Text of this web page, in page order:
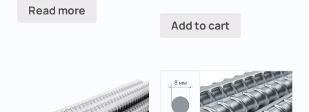
Read more
Add to cart